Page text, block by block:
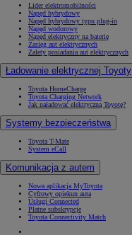
Lider elektromobilności
Napęd hybrydowy
Napęd hybrydowy typu plug-in
Napęd wodorowy
Napęd elektryczny na baterię
Zasięg aut elektrycznych
Zalety posiadania aut elektrycznych
Ładowanie elektrycznej Toyoty
Toyota HomeCharge
Toyota Charging Network
Jak naładować elektryczną Toyotę?
Systemy bezpieczeństwa
Toyota T-Mate
System eCall
Komunikacja z autem
Nowa aplikacja MyToyota
Cyfrowy opiekun auta
Usługi Connected
Płatne subskrypcje
Toyota Connectivity Match